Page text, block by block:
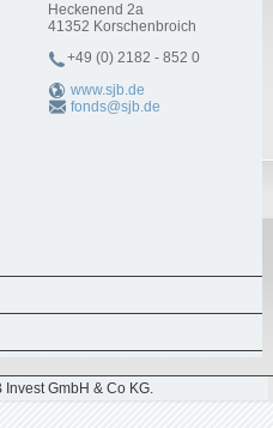
Heckenend 2a
41352 Korschenbroich
+49 (0) 2182 - 852 0
www.sjb.de
fonds@sjb.de
GmbH & Co KG.